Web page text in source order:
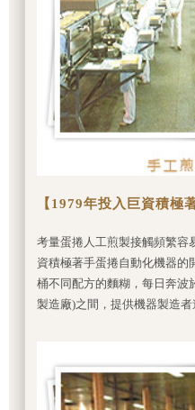
【1979年投入巨資積極
考量蛋捲人工煎製接觸頻繁容
資積極著手蛋捲自動化機器的
桶不同配方的麵糊，每日奔
製造廠)之間，提供機器製造者